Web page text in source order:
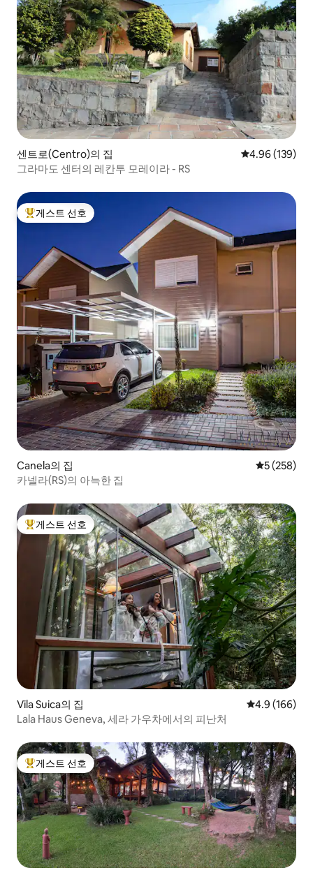
센트로(Centro)의 집 평점 4.96점(5
4.96 (139)
그라마도 센터의 레칸투 모레이라 - RS
상위 게스트 선호
게스트 선호
Canela의 집 평점 5점(5
5 (258)
카넬라(RS)의 아늑한 집
상위 게스트 선호
게스트 선호
Vila Suica의 집 평점 4.9점(5
4.9 (166)
Lala Haus Geneva, 세라 가우차에서의 피난처
상위 게스트 선호
게스트 선호